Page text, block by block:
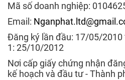
Mã số doanh nghiệp:
Email:
Đăng ký lần đầu: 17/05/
1: 25/10/2012
Nơi cấp giấy chứng nhận
kế hoạch và đầu tư - Thành